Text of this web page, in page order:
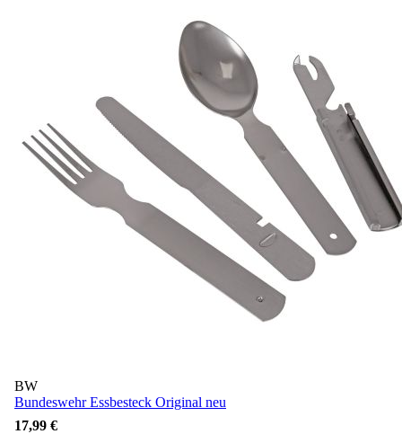
BW
Bundeswehr Essbesteck Original neu
17,99 €